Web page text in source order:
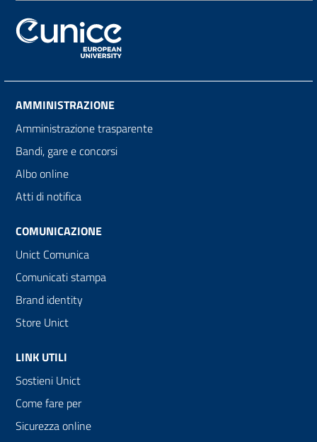
AMMINISTRAZIONE
Amministrazione trasparente
Bandi, gare e concorsi
Albo online
Atti di notifica
COMUNICAZIONE
Unict Comunica
Comunicati stampa
Brand identity
Store Unict
LINK UTILI
Sostieni Unict
Come fare per
Sicurezza online